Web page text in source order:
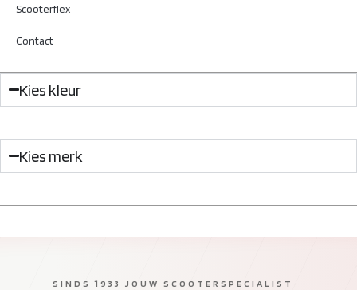
Scooterflex
Contact
Kies kleur
Kies merk
SINDS 1933 JOUW SCOOTERSPECIALIST